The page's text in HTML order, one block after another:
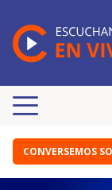
CONVERSEMOS